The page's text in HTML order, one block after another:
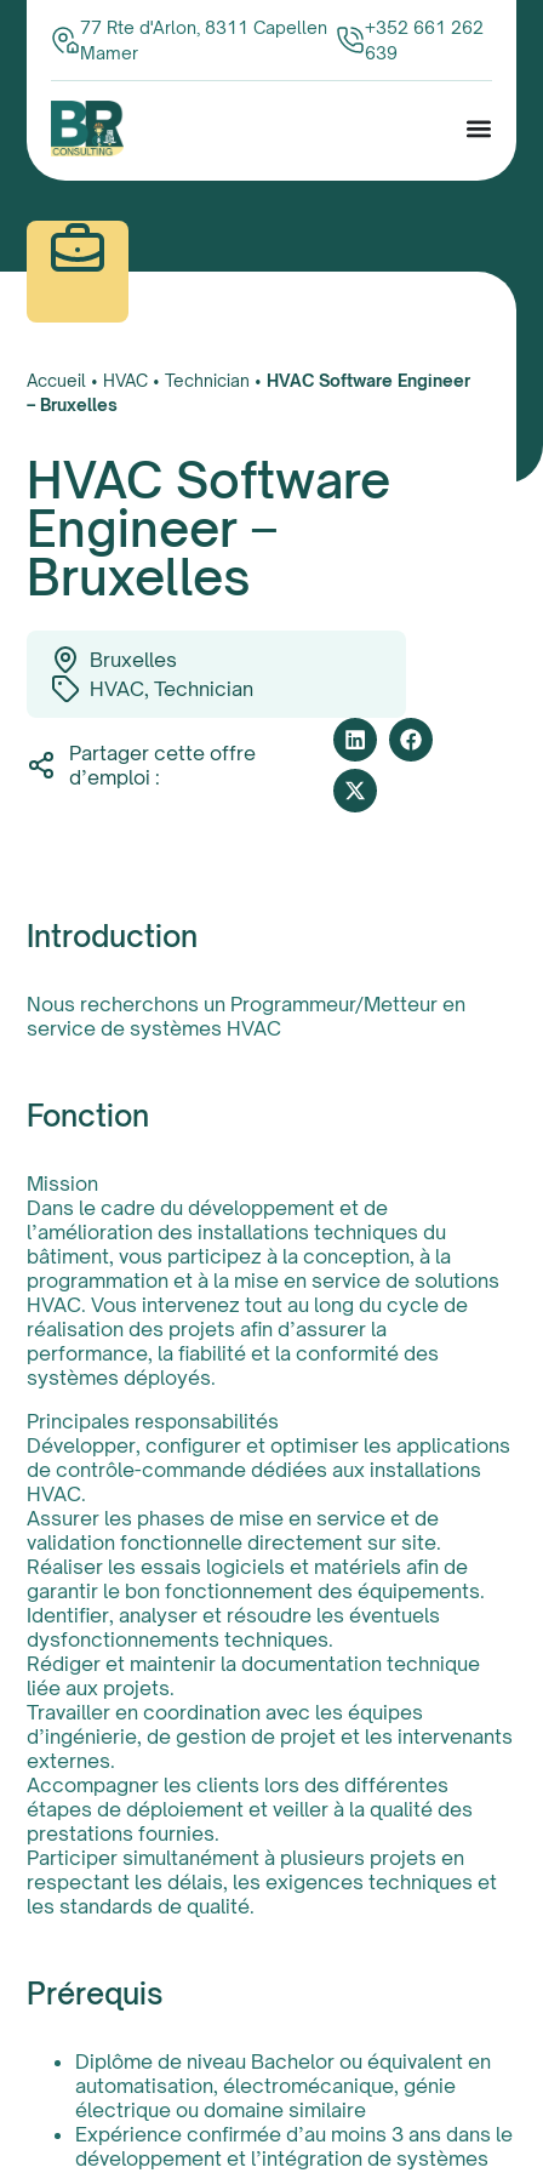
77 Rte d'Arlon, 8311 Capellen
Mamer
+352 661 262
639
Accueil • HVAC •Technician • HVAC Software Engineer
– Bruxelles
HVAC Software
Engineer –
Bruxelles
Bruxelles
HVAC,Technician
Partager cette offre
d’emploi :
Introduction
Nous recherchons un Programmeur/Metteur en
service de systèmes HVAC
Fonction
Mission
Dans le cadre du développement et de
l’amélioration des installations techniques du
bâtiment, vous participez à la conception, à la
programmation et à la mise en service de solutions
HVAC. Vous intervenez tout au long du cycle de
réalisation des projets afin d’assurer la
performance, la fiabilité et la conformité des
systèmes déployés.
Principales responsabilités
Développer, configurer et optimiser les applications
de contrôle-commande dédiées aux installations
HVAC.
Assurer les phases de mise en service et de
validation fonctionnelle directement sur site.
Réaliser les essais logiciels et matériels afin de
garantir le bon fonctionnement des équipements.
Identifier, analyser et résoudre les éventuels
dysfonctionnements techniques.
Rédiger et maintenir la documentation technique
liée aux projets.
Travailler en coordination avec les équipes
d’ingénierie, de gestion de projet et les intervenants
externes.
Accompagner les clients lors des différentes
étapes de déploiement et veiller à la qualité des
prestations fournies.
Participer simultanément à plusieurs projets en
respectant les délais, les exigences techniques et
les standards de qualité.
Prérequis
Diplôme de niveau Bachelor ou équivalent en
automatisation, électromécanique, génie
électrique ou domaine similaire
Expérience confirmée d’au moins 3 ans dans le
développement et l’intégration de systèmes